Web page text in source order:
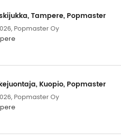
Tampere, Popmaster
Popmaster Oy
Kuopio, Popmaster
Popmaster Oy